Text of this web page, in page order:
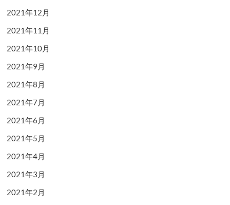
2021年12月
2021年11月
2021年10月
2021年9月
2021年8月
2021年7月
2021年6月
2021年5月
2021年4月
2021年3月
2021年2月